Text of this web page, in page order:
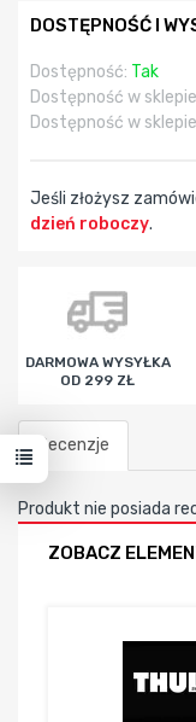
DOSTĘPNOŚĆ I
Dostępność: Tak
Dostępność w
Dostępność w
Jeśli złożysz
dzień roboczy.
godz min
DARMOWA WYSYŁKA
OD 299 ZŁ
Recenzje
Produkt nie posiada
ZOBACZ